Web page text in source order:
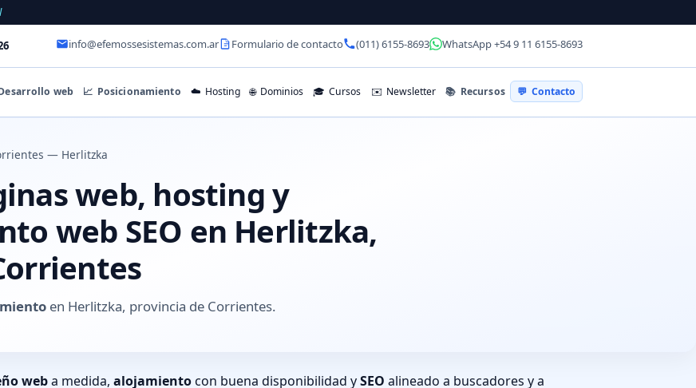
info@efemossesistemas.com.ar Formulario de contacto (011) 6155-8693 WhatsApp +54 9 11 6155-8693
web 📈 Posicionamiento ☁️ Hosting 🌐 Dominios 🎓 Cursos ✉️ Newsletter 📚 Recursos 💬 Contacto
— Herlitzka
web, hosting y
web SEO en Herlitzka,
en Herlitzka, provincia de Corrientes.
weba medida, alojamientocon buena disponibilidad ySEO alineado a buscadores y a